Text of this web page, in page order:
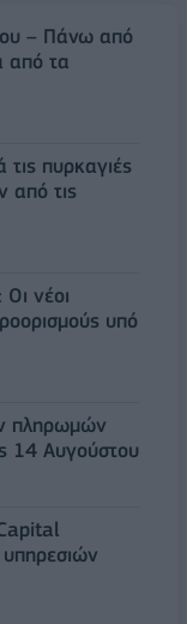
– Πάνω από
από τα
πυρκαγιές
από τις
νέοι
υπό
πληρωμών
14 Αυγούστου